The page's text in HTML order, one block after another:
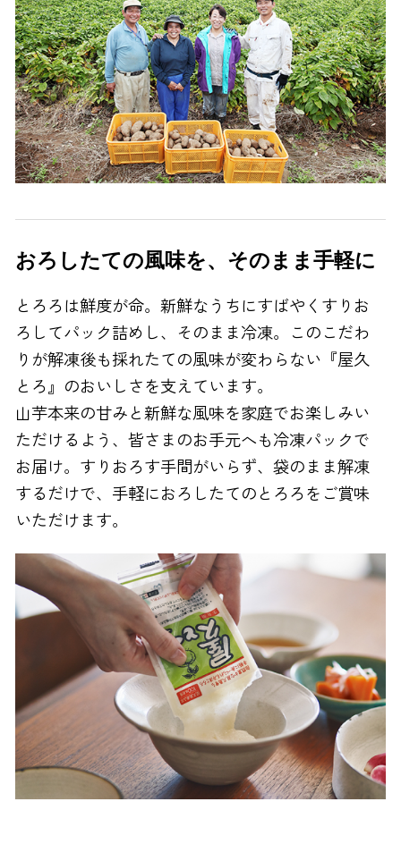
おろしたての風味を、そのまま手軽に
とろろは鮮度が命。新鮮なうちにすばやくすりお
ろしてパック詰めし、そのまま冷凍。このこだわ
りが解凍後も採れたての風味が変わらない『屋久
とろ』のおいしさを支えています。
山芋本来の甘みと新鮮な風味を家庭でお楽しみい
ただけるよう、皆さまのお手元へも冷凍パックで
お届け。すりおろす手間がいらず、袋のまま解凍
するだけで、手軽におろしたてのとろろをご賞味
いただけます。